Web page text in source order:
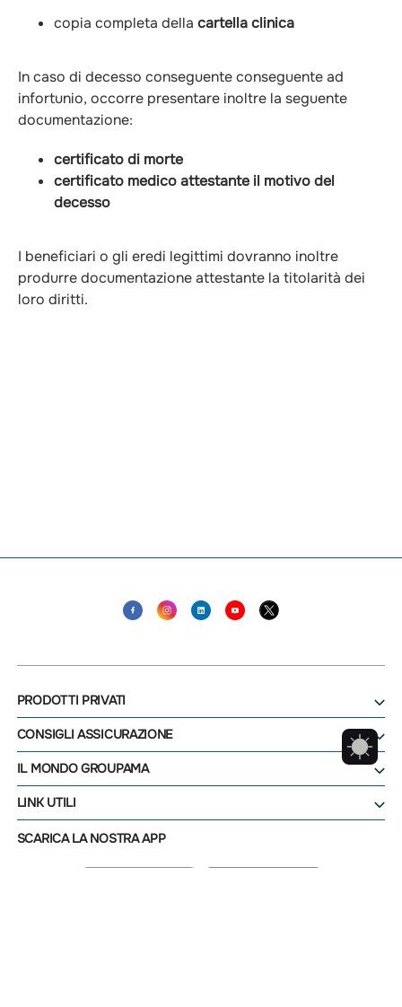
copia completa della cartella clinica
In caso di decesso conseguente conseguente ad
infortunio, occorre presentare inoltre la seguente
documentazione:
certificato di morte
certificato medico attestante il motivo del
decesso
I beneficiari o gli eredi legittimi dovranno inoltre
produrre documentazione attestante la titolarità dei
loro diritti.
PRODOTTI PRIVATI
CONSIGLI ASSICURAZIONE
IL MONDO GROUPAMA
LINK UTILI
SCARICA LA NOSTRA APP